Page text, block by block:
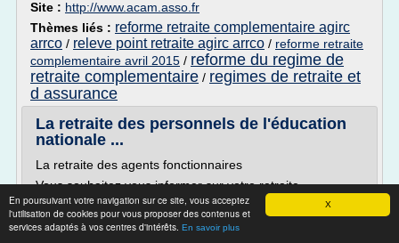
X
En poursuivant votre navigation sur ce site, vous acceptez
l'utilisation de cookies pour vous proposer des contenus et
services adaptés à vos centres d'intérêts. En savoir plus
Site : http://www.acam.asso.fr
Thèmes liés : reforme retraite complementaire agirc
arrco / releve point retraite agirc arrco / reforme retraite
complementaire avril 2015 / reforme du regime de
retraite complementaire / regimes de retraite et
d assurance
La retraite des personnels de l'éducation
nationale ...
La retraite des agents fonctionnaires
Vous souhaitez vous informer sur votre retraite
Un premier document d'information générale vous est
adressé par courrier au début de votre vie